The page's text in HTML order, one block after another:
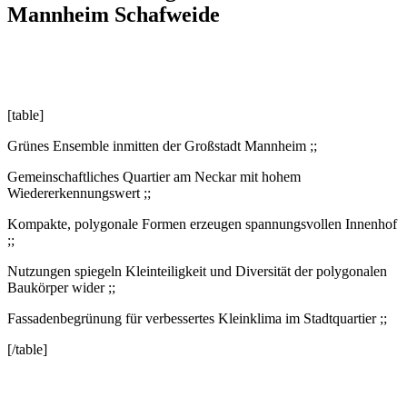
Mannheim Schafweide
[table]
Grünes Ensemble inmitten der Großstadt Mannheim ;;
Gemeinschaftliches Quartier am Neckar mit hohem
Wiedererkennungswert ;;
Kompakte, polygonale Formen erzeugen spannungsvollen Innenhof
;;
Nutzungen spiegeln Kleinteiligkeit und Diversität der polygonalen
Baukörper wider ;;
Fassadenbegrünung für verbessertes Kleinklima im Stadtquartier ;;
[/table]